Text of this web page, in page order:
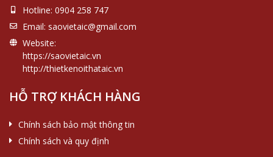
Hotline: 0904 258 747
Email: saovietaic@gmail.com
Website:
https://saovietaic.vn
http://thietkenoithataic.vn
HỖ TRỢ KHÁCH HÀNG
Chính sách bảo mật thông tin
Chính sách và quy định